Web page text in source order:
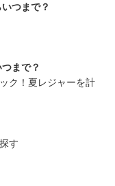
つまで？
まで？
ク！夏レジャーを計
す